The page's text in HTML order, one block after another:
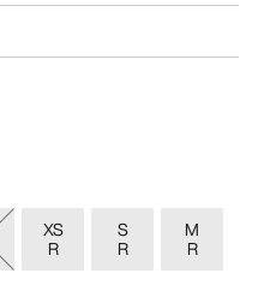
XS
R
S
R
M
R